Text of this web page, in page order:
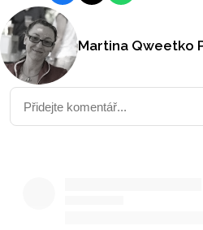
Martina Qweetko